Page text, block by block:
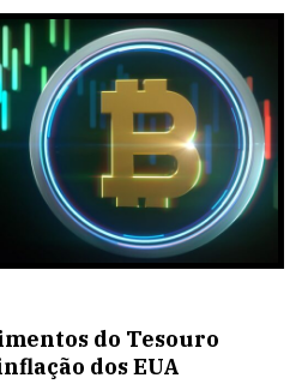
do Tesouro
dos EUA